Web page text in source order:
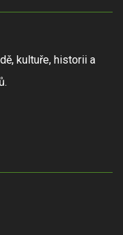
kultuře, historii a